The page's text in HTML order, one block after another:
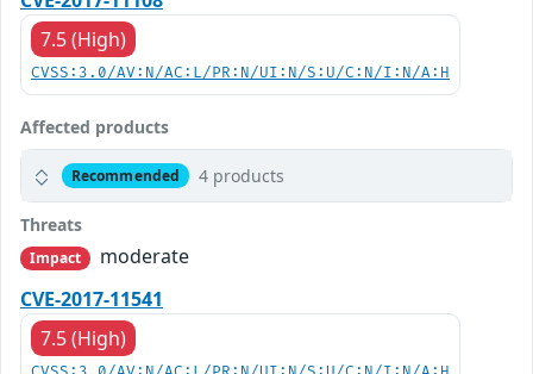
7.5 (High)
CVSS:3.0/AV:N/AC:L/PR:N/UI:N/S:U/C:N/I:N/A:H
Affected products
Recommended 4 products
Threats
Impact
moderate
CVE-2017-11541
7.5 (High)